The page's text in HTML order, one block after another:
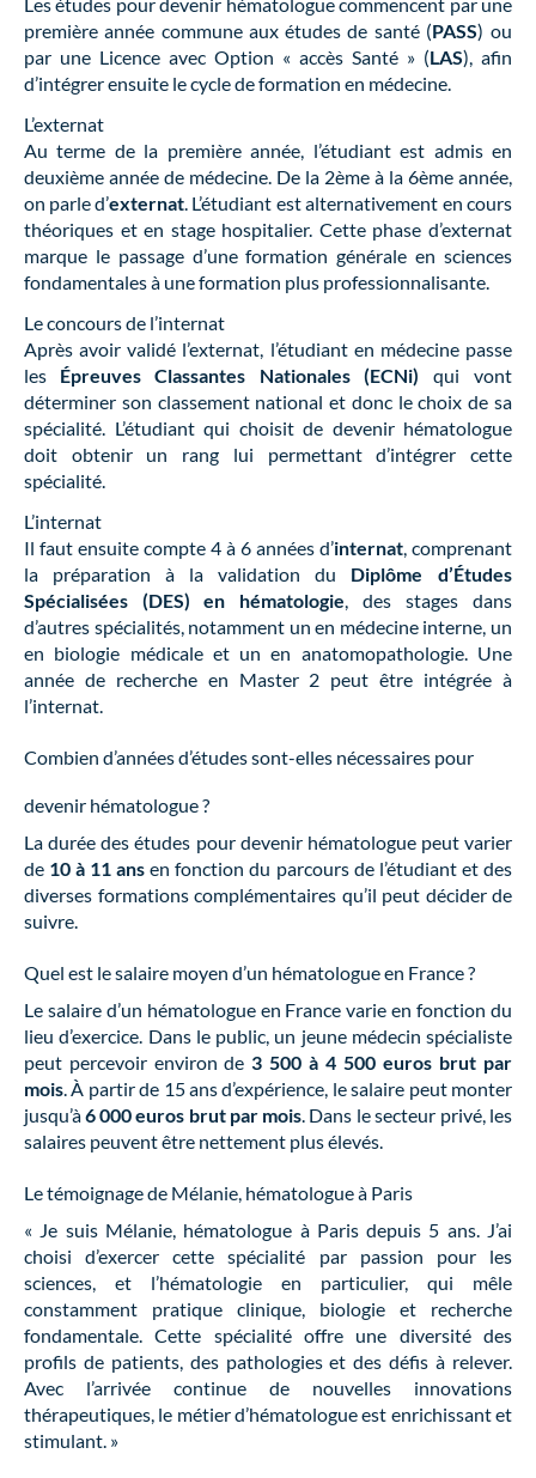
première année commune aux études de santé (PASS) ou
par une Licence avec Option « accès Santé » (LAS), afin
d’intégrer ensuite le cycle de formation en médecine.
L’externat
Au terme de la première année, l’étudiant est admis en
deuxième année de médecine. De la 2ème à la 6ème année,
on parle d’externat . L’étudiant est alternativement en cours
théoriques et en stage hospitalier. Cette phase d’externat
marque le passage d’une formation générale en sciences
fondamentales à une formation plus professionnalisante.
Le concours de l’internat
Après avoir validé l’externat, l’étudiant en médecine passe
les Épreuves Classantes Nationales (ECNi) qui vont
déterminer son classement national et donc le choix de sa
spécialité. L’étudiant qui choisit de devenir hématologue
doit obtenir un rang lui permettant d’intégrer cette
spécialité.
L’internat
Il faut ensuite compte 4 à 6 années d’internat , comprenant
la préparation à la validation du Diplôme d’Études
Spécialisées (DES) en hématologie , des stages dans
d’autres spécialités, notamment un en médecine interne, un
en biologie médicale et un en anatomopathologie. Une
année de recherche en Master 2 peut être intégrée à
l’internat.
Combien d’années d’études sont-elles nécessaires pour
devenir hématologue ?
La durée des études pour devenir hématologue peut varier
de 10 à 11 ans en fonction du parcours de l’étudiant et des
diverses formations complémentaires qu’il peut décider de
suivre.
Quel est le salaire moyen d’un hématologue en France ?
Le salaire d’un hématologue en France varie en fonction du
lieu d’exercice. Dans le public, un jeune médecin spécialiste
peut percevoir environ de 3 500 à 4 500 euros brut par
mois . À partir de 15 ans d’expérience, le salaire peut monter
jusqu’à6 000 euros brut par mois . Dans le secteur privé, les
salaires peuvent être nettement plus élevés.
Le témoignage de Mélanie, hématologue à Paris
« Je suis Mélanie, hématologue à Paris depuis 5 ans. J’ai
choisi d’exercer cette spécialité par passion pour les
sciences, et l’hématologie en particulier, qui mêle
constamment pratique clinique, biologie et recherche
fondamentale. Cette spécialité offre une diversité des
profils de patients, des pathologies et des défis à relever.
Avec l’arrivée continue de nouvelles innovations
thérapeutiques, le métier d’hématologue est enrichissant et
stimulant. »